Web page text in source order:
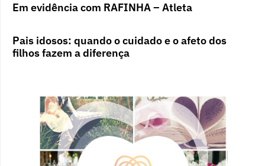
Em evidência com RAFINHA – Atleta
Pais idosos: quando o cuidado e o afeto dos
filhos fazem a diferença